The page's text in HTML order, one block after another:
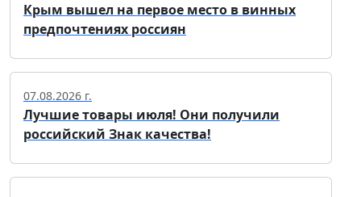
Крым вышел на первое место в винных
предпочтениях россиян
07.08.2026 г.
Лучшие товары июля! Они получили
российский Знак качества!